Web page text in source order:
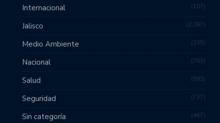
Internacional 107
Jalisco 2,387
Medio Ambiente 235
Nacional 763
Salud 583
Seguridad 737
Sin categoría 467